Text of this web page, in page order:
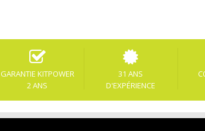
GARANTIE KITPOWER
2 ANS
31 ANS
D'EXPÉRIENCE